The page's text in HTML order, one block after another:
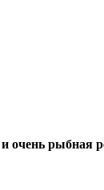
очень рыбная